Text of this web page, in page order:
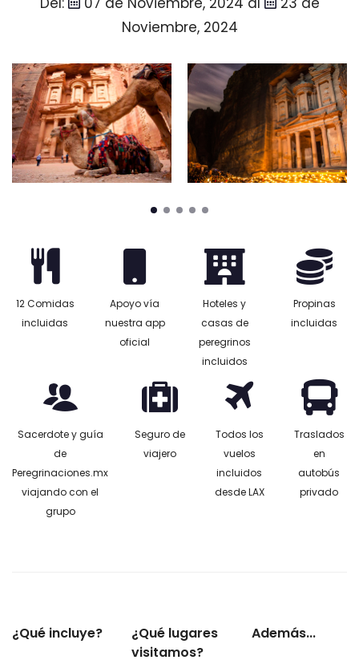
Noviembre, 2024
12 Comidas
incluidas
Apoyo vía
nuestra app
oficial
Hoteles y
casas de
peregrinos
incluidos
Propinas
incluidas
Sacerdote y guía
de
Peregrinaciones.mx
viajando con el
grupo
Seguro de
viajero
Todos los
vuelos
incluidos
desde LAX
Traslados
en
autobús
privado
¿Qué incluye?
¿Qué lugares
visitamos?
Además...